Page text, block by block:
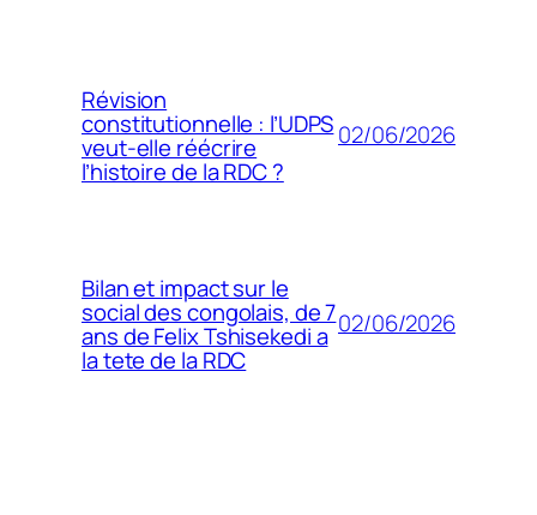
Révision
constitutionnelle : l’UDPS
veut-elle réécrire
l’histoire de la RDC ?
02/06/2026
Bilan et impact sur le
social des congolais, de 7
ans de Felix Tshisekedi a
la tete de la RDC
02/06/2026